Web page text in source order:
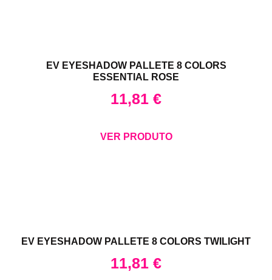
EV EYESHADOW PALLETE 8 COLORS
ESSENTIAL ROSE
11,81 €
VER PRODUTO
EV EYESHADOW PALLETE 8 COLORS TWILIGHT
11,81 €